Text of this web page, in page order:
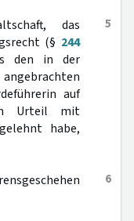
5
das
(§ 244
den in der
auf
Urteil mit
habe,
6